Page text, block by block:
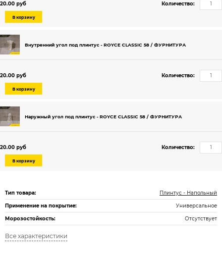
20.00 руб Количество:
В корзину
Внутренний угол под плинтус - ROYCE CLASSIC 58 / ФУРНИТУРА
20.00 руб Количество:
В корзину
Наружный угол под плинтус - ROYCE CLASSIC 58 / ФУРНИТУРА
20.00 руб Количество:
В корзину
Тип товара:
Плинтус - Напольный
Применение на покрытие:
Универсальное
Морозостойкость:
Отсутствует
Все характеристики